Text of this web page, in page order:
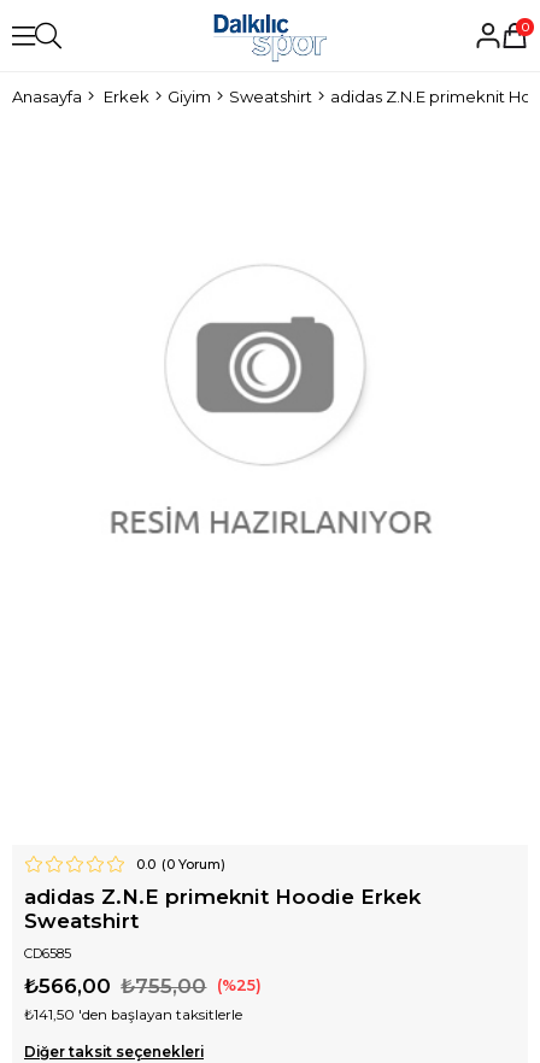
0
Anasayfa Erkek Giyim Sweatshirt adidas Z.N.E primeknit
0.0 (0Yorum)
adidas Z.N.E primeknit Hoodie Erkek
Sweatshirt
CD6585
₺755,00
₺566,00 25
₺141,50 'den başlayan taksitlerle
Diğer taksit seçenekleri